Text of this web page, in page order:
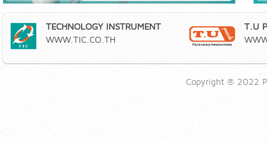
TECHNOLOGY INSTRUMENT
WWW.TIC.CO.TH
T.U
Copyright ® 2022